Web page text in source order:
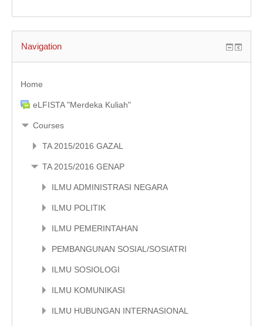
Navigation
Home
eLFISTA "Merdeka Kuliah"
Courses
TA 2015/2016 GAZAL
TA 2015/2016 GENAP
ILMU ADMINISTRASI NEGARA
ILMU POLITIK
ILMU PEMERINTAHAN
PEMBANGUNAN SOSIAL/SOSIATRI
ILMU SOSIOLOGI
ILMU KOMUNIKASI
ILMU HUBUNGAN INTERNASIONAL